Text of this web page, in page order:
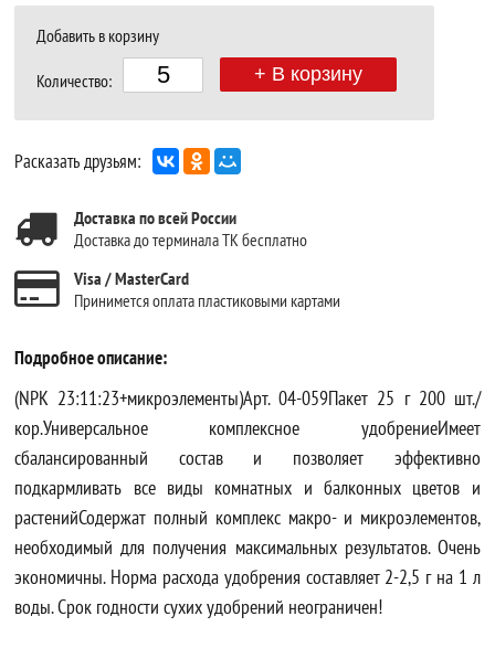
Добавить в корзину
Количество: + В корзину
Расказать друзьям:
Доставка по всей России
Доставка до терминала ТК бесплатно
Visa / MasterCard
Принимется оплата пластиковыми картами
Подробное описание:
(NPK 23:11:23+микроэлементы)Арт. 04-059Пакет 25 г 200 шт./
кор.Универсальное комплексное удобрениеИмеет
сбалансированный состав и позволяет эффективно
подкармливать все виды комнатных и балконных цветов и
растенийСодержат полный комплекс макро- и микроэлементов,
необходимый для получения максимальных результатов. Очень
экономичны. Норма расхода удобрения составляет 2-2,5 г на 1 л
воды. Срок годности сухих удобрений неограничен!